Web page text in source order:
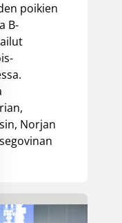
poikien
B-
Norjan